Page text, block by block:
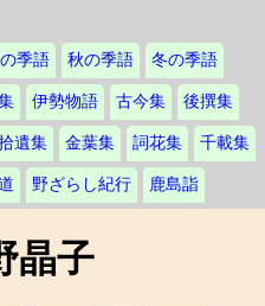
季語 秋の季語 冬の季語
伊勢物語 古今集 後撰集
遺集 金葉集 詞花集 千載集
野ざらし紀行 鹿島詣
晶子